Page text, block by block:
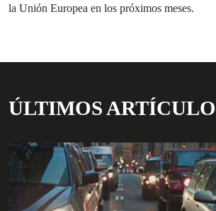
la Unión Europea en los próximos meses.
ÚLTIMOS